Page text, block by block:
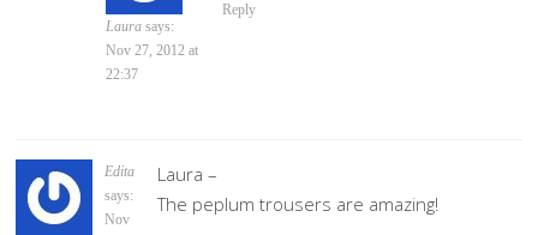
Laura says:
Nov 27, 2012 at
22:37
Reply
Edita
says:
Nov
Laura –
The peplum trousers are amazing!